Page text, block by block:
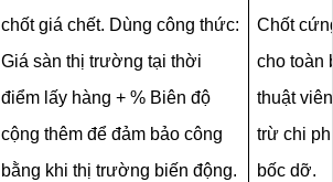
chốt giá chết. Dùng công thức:
Giá sàn thị trường tại thời
điểm lấy hàng + % Biên độ
cộng thêm để đảm bảo công
bằng khi thị trường biến động.
Chốt
cho toàn
thuật
trừ chi
bốc dỡ.